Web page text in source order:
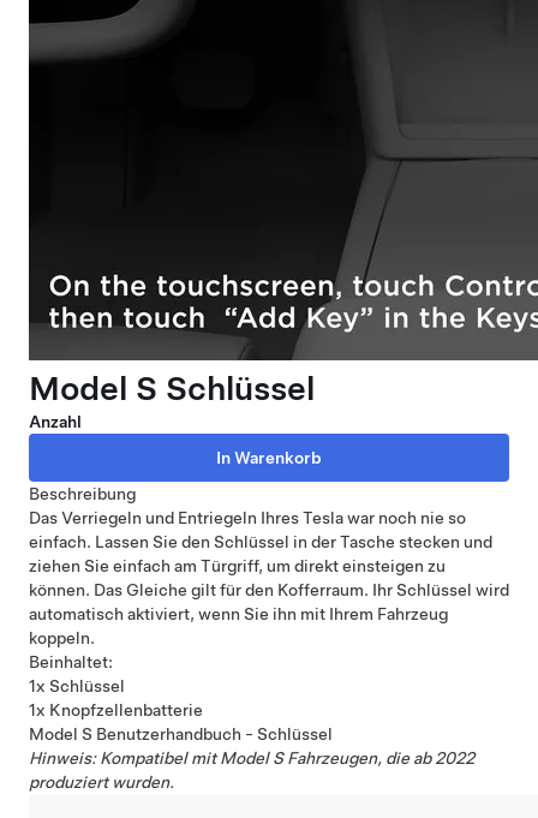
Model S Schlüssel
Anzahl
Beschreibung
Das Verriegeln und Entriegeln Ihres Tesla war noch nie so
einfach. Lassen Sie den Schlüssel in der Tasche stecken und
ziehen Sie einfach am Türgriff, um direkt einsteigen zu
können. Das Gleiche gilt für den Kofferraum. Ihr Schlüssel wird
automatisch aktiviert, wenn Sie ihn mit Ihrem Fahrzeug
koppeln.
Beinhaltet:
1x Schlüssel
1x Knopfzellenbatterie
Model S Benutzerhandbuch - Schlüssel
Hinweis: Kompatibel mit Model S Fahrzeugen, die ab 2022
produziert wurden.